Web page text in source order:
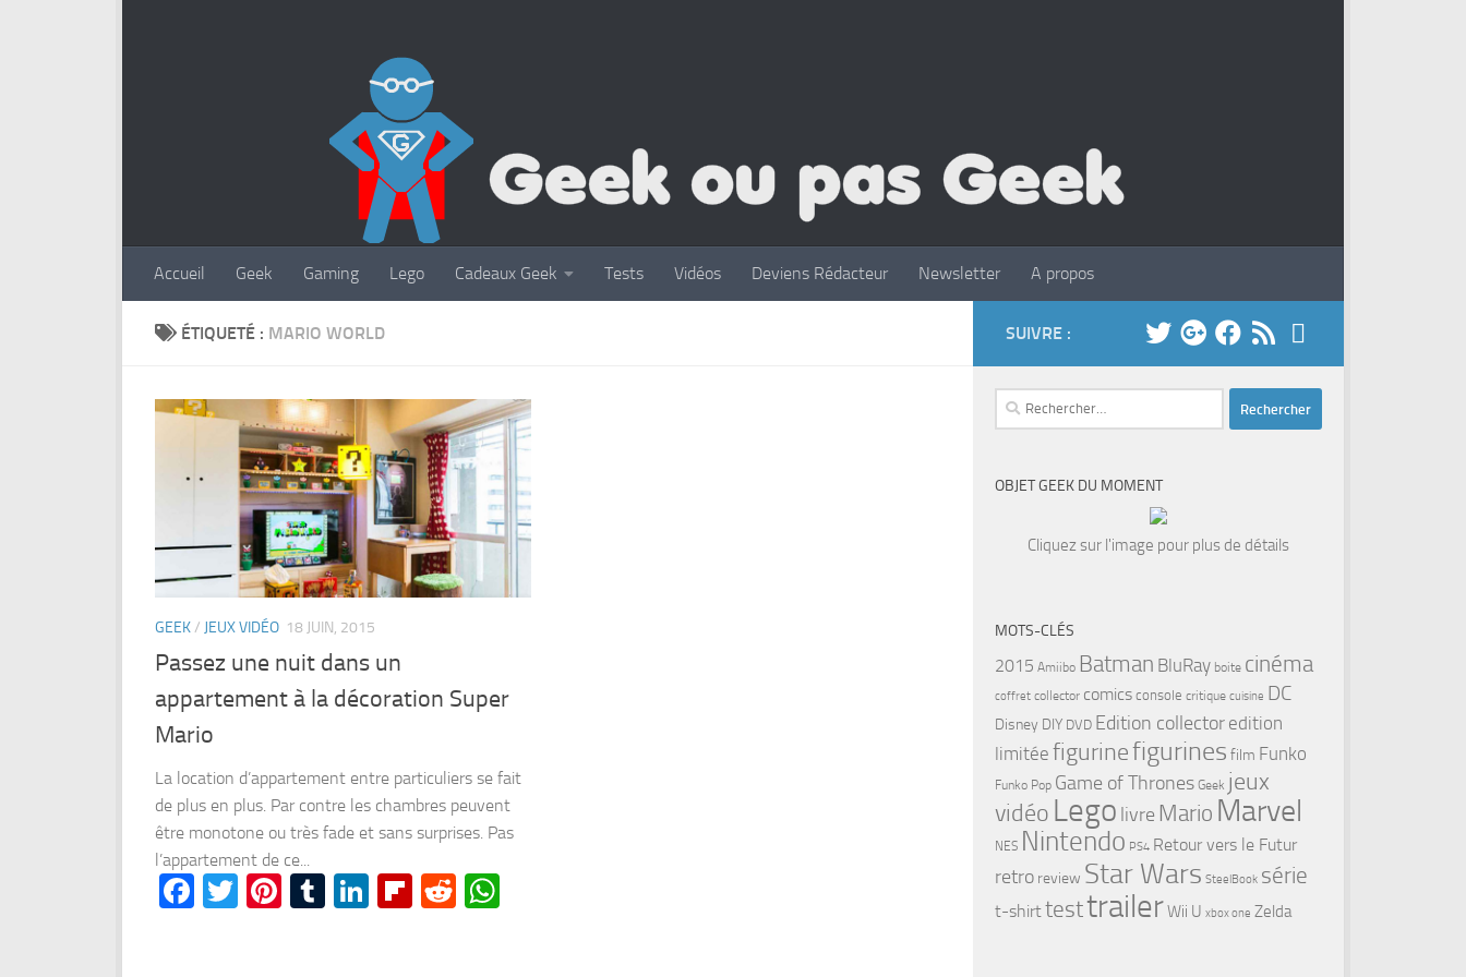
Accueil Geek Gaming Lego Cadeaux Geek Tests Vidéos Deviens Rédacteur Newsletter A propos
ÉTIQUETÉ : MARIO WORLD
GEEK/ JEUX VIDÉO 18 JUIN, 2015
Passez une nuit dans un
appartement à la décoration Super
Mario
La location d’appartement entre particuliers se fait
de plus en plus. Par contre les chambres peuvent
être monotone ou très fade et sans surprises. Pas
l’appartement de ce...
Facebook
Twitter
Pinterest
Tumblr
LinkedIn
Flipboard
Reddit
SUIVRE :
Rechercher :
OBJET GEEK DU MOMENT
Cliquez sur l'image pour plus de détails
MOTS-CLÉS
2015 Amiibo Batman BluRay boite cinéma
coffret collector comics console critique cuisine DC
Disney DIY DVD Edition collector edition
limitée figurinefigurines film Funko
Funko Pop Game of Thrones Geek jeux
vidéo Lego livre Mario Marvel
NES Nintendo PS4 Retour vers le Futur
retro review Star Wars SteelBook série
t-shirttesttrailerWii U xbox one Zelda